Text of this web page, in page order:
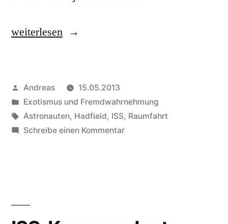
„Chris
Matroschka
und
lustigem
weiterlesen
Veröffentlicht
von
Andreas
15.05.2013
Veröffentlicht
in
Exotismus und Fremdwahrnehmung
Schlagwörter:
Astronauten, Hadfield, ISS, Raumfahrt
Schreibe einen Kommentarzu